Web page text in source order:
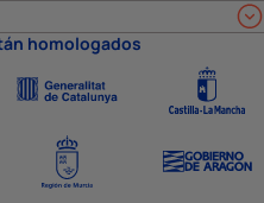
homologados